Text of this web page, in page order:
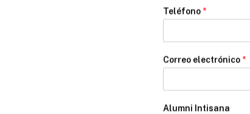
Teléfono *
Correo electrónico *
Alumni Intisana